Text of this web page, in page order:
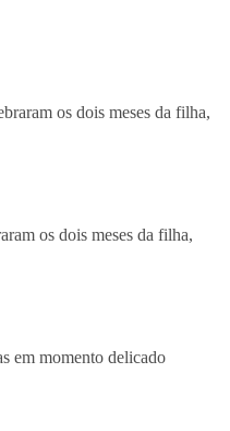
os dois meses da filha,